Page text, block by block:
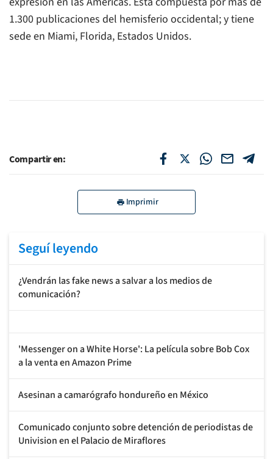
1.300 publicaciones del hemisferio occidental; y tiene
sede en Miami, Florida, Estados Unidos.
Compartir en:
Imprimir
Seguí leyendo
¿Vendrán las fake news a salvar a los medios de
comunicación?
'Messenger on a White Horse': La película sobre Bob Cox
a la venta en Amazon Prime
Asesinan a camarógrafo hondureño en México
Comunicado conjunto sobre detención de periodistas de
Univision en el Palacio de Miraflores